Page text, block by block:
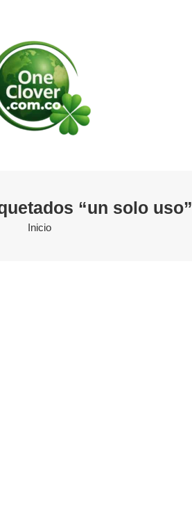
“un solo uso”
Inicio